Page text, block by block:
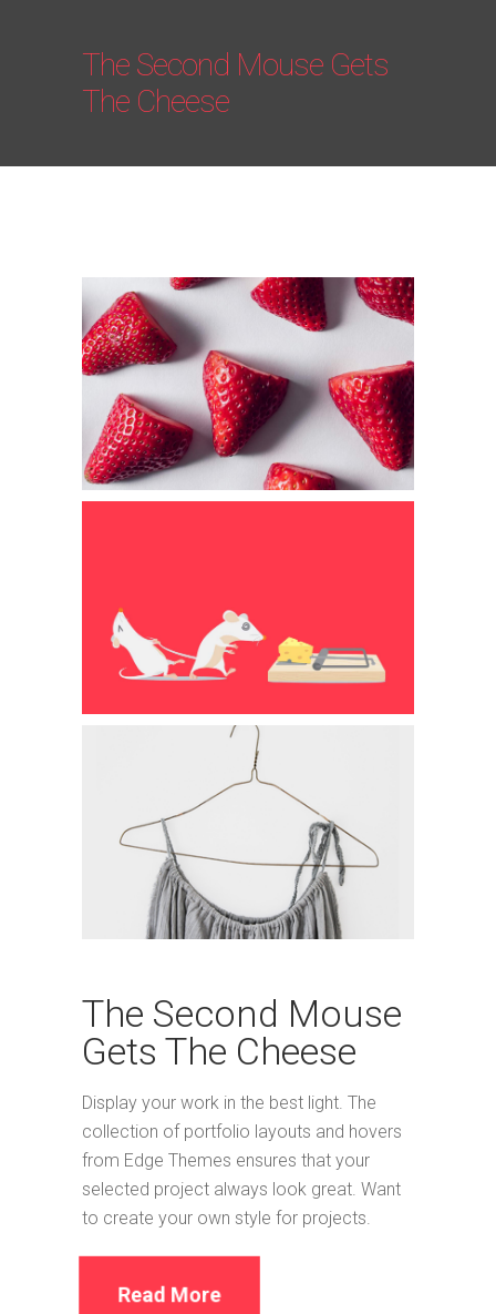
The Second Mouse Gets
The Cheese
The Second Mouse
Gets The Cheese
Display your work in the best light. The
collection of portfolio layouts and hovers
from Edge Themes ensures that your
selected project always look great. Want
to create your own style for projects.
Read More